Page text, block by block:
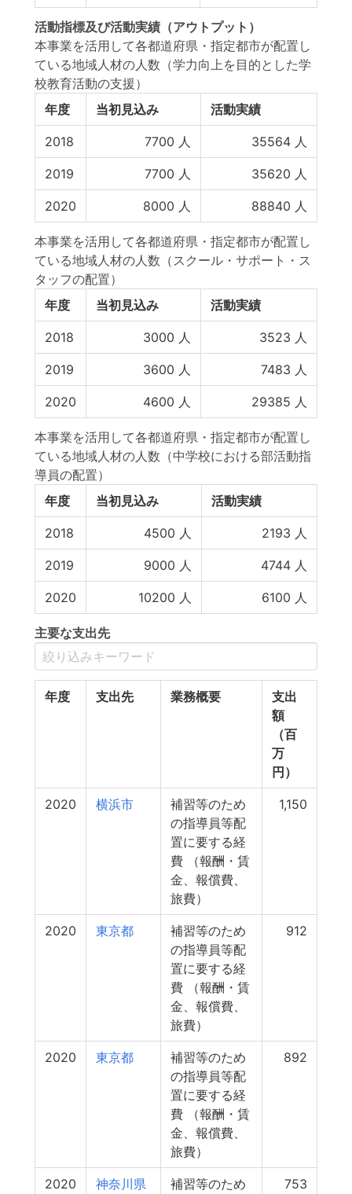
活動指標及び活動実績 （アウトプット）
本事業を活用して各都道府県・指定都市が配置し
ている地域人材の人数（学力向上を目的とした学
校教育活動の支援）
年度
当初見込み 活動実績
2018 7700 人 35564 人
2019 7700 人 35620 人
2020 8000 人 88840 人
本事業を活用して各都道府県・指定都市が配置し
ている地域人材の人数（スクール・サポート・ス
タッフの配置）
年度
当初見込み 活動実績
2018 3000 人 3523 人
2019 3600 人 7483 人
2020 4600 人 29385 人
本事業を活用して各都道府県・指定都市が配置し
ている地域人材の人数（中学校における部活動指
導員の配置）
年度
当初見込み 活動実績
2018 4500 人 2193 人
2019 9000 人 4744 人
2020 10200 人 6100 人
主要な支出先
年度 支出先 業務概要
支出
額
（百
万
円）
2020 横浜市
補習等のため
の指導員等配
置に要する経
費 （報酬・賃
金、報償費、
旅費）
1,150
2020 東京都
補習等のため
の指導員等配
置に要する経
費 （報酬・賃
金、報償費、
旅費）
912
2020 東京都
補習等のため
の指導員等配
置に要する経
費 （報酬・賃
金、報償費、
旅費）
892
2020 神奈川県
補習等のため
753